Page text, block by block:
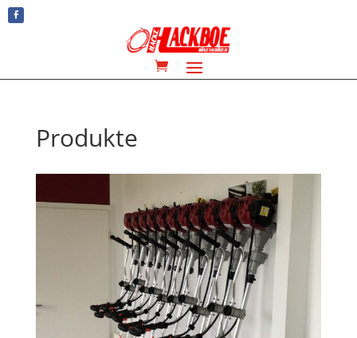
Rufen Sie uns einfach an: +49(0)2541 8003690
Produkte